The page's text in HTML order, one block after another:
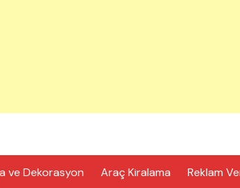
ve Dekorasyon Araç Kiralama Reklam